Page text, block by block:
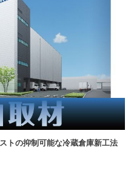
トの抑制可能な冷蔵倉庫新工法